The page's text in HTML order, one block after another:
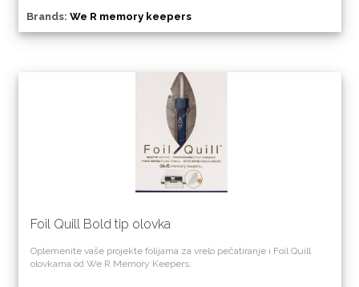
Brands: We R memory keepers
Foil Quill Bold tip olovka
Oplemenite vaše projekte folijama za vrelo pečatiranje i Foil Quill
olovkama od We R Memory Keepers.